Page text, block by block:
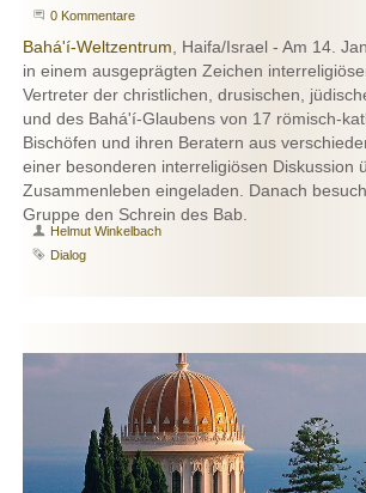
Beginne eine Unterhaltung
0 Kommentare
Bahá'í-Weltzentrum, Haifa/Israel - Am 14.
in einem ausgeprägten Zeichen
Vertreter der christlichen, drusischen,
und des Bahá'í-Glaubens von 17 römisch-
Bischöfen und ihren Beratern aus
einer besonderen interreligiösen Diskussion
Zusammenleben eingeladen. Danach
Gruppe den Schrein des Bab.
Autor
Helmut Winkelbach
Schlagwort
Dialog